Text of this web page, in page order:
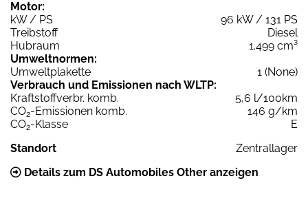
Motor:
kW / PS
96 kW / 131 PS
Treibstoff
Diesel
Hubraum
1.499 cm³
Umweltnormen:
Umweltplakette
1 (None)
Verbrauch und Emissionen nach WLTP:
Kraftstoffverbr. komb.
5,6 l/100km
CO2-Emissionen komb.
146 g/km
CO2-Klasse
E
Standort
Zentrallager
Details zum DS Automobiles Other anzeigen